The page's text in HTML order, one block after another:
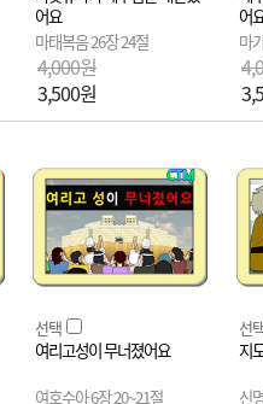
어요
마태복음 26장 24절
4,000원
3,500원
어
마
선택
여리고성이 무너졌어요
여호수아 6장 20~21절
선
지
신